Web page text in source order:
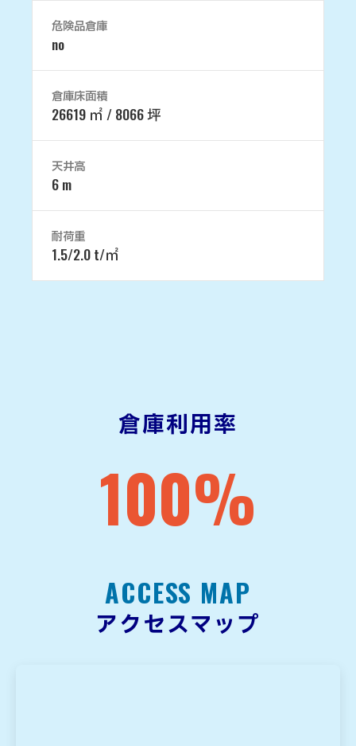
危険品倉庫
no
倉庫床面積
26619 ㎡ / 8066 坪
天井高
6 m
耐荷重
1.5/2.0 t/㎡
倉庫利用率
100%
ACCESS MAP
アクセスマップ